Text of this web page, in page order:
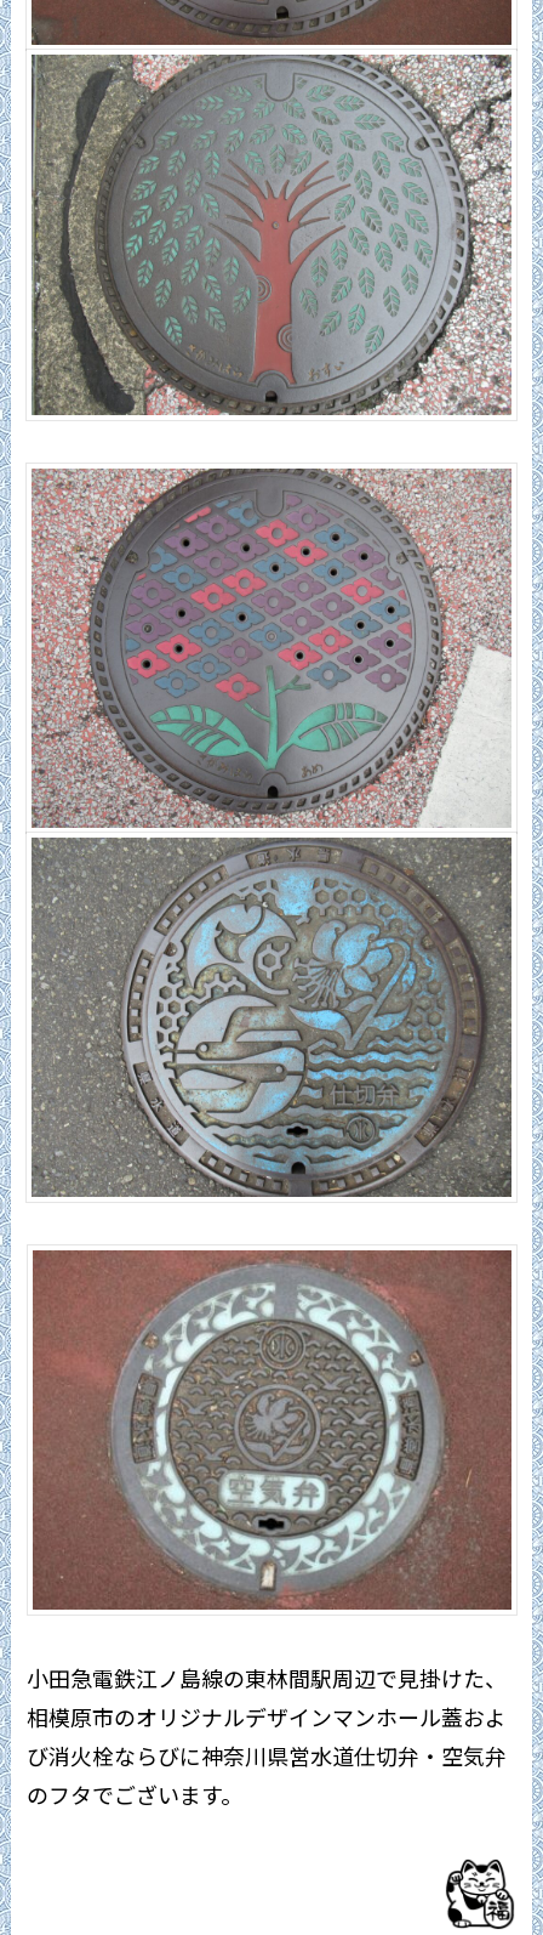
小田急電鉄江ノ島線の東林間駅周辺で見掛けた、
相模原市のオリジナルデザインマンホール蓋およ
び消火栓ならびに神奈川県営水道仕切弁・空気弁
のフタでございます。